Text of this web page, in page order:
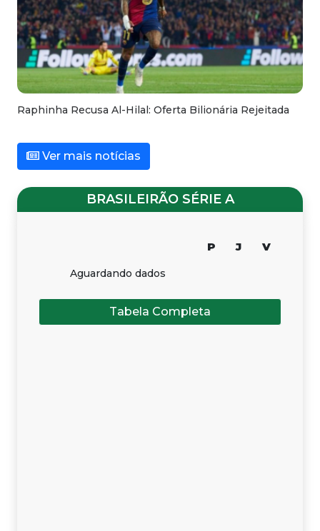
Raphinha Recusa Al-Hilal: Oferta Bilionária Rejeitada
Ver mais notícias
BRASILEIRÃO SÉRIE A
P J V
Aguardando dados
Tabela Completa